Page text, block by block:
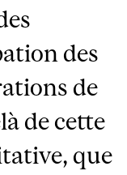
des
de
de cette
que